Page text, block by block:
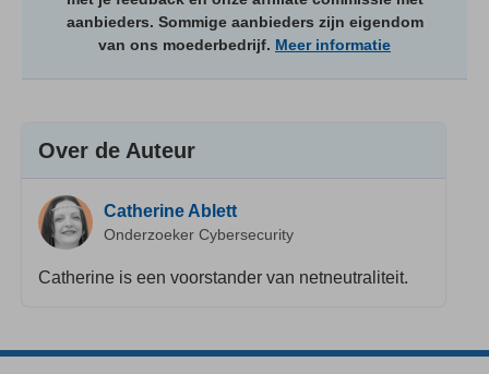
aanbieders. Sommige aanbieders zijn eigendom
van ons moederbedrijf. Meer informatie
Over de Auteur
Catherine Ablett
Onderzoeker Cybersecurity
Catherine is een voorstander van netneutraliteit.